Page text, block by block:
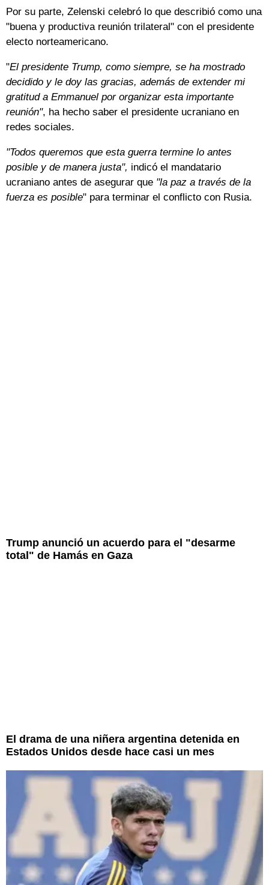
Por su parte, Zelenski celebró lo que describió como una
"buena y productiva reunión trilateral" con el presidente
electo norteamericano.
"El presidente Trump, como siempre, se ha mostrado
decidido y le doy las gracias, además de extender mi
gratitud a Emmanuel por organizar esta importante
reunión", ha hecho saber el presidente ucraniano en
redes sociales.
"Todos queremos que esta guerra termine lo antes
posible y de manera justa", indicó el mandatario
ucraniano antes de asegurar que "la paz a través de la
fuerza es posible" para terminar el conflicto con Rusia.
Trump anunció un acuerdo para el "desarme
total" de Hamás en Gaza
El drama de una niñera argentina detenida en
Estados Unidos desde hace casi un mes